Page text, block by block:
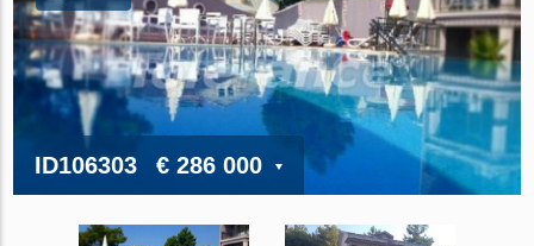
ID106303 € 286 000